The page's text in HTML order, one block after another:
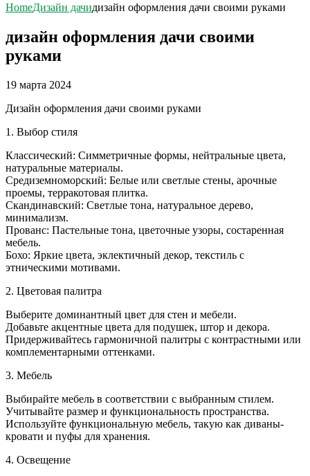
HomeДизайн дачидизайн оформления дачи своими руками
дизайн оформления дачи своими
руками
19 марта 2024
Дизайн оформления дачи своими руками
1. Выбор стиля
Классический: Симметричные формы, нейтральные цвета,
натуральные материалы.
Средиземноморский: Белые или светлые стены, арочные
проемы, терракотовая плитка.
Скандинавский: Светлые тона, натуральное дерево,
минимализм.
Прованс: Пастельные тона, цветочные узоры, состаренная
мебель.
Бохо: Яркие цвета, эклектичный декор, текстиль с
этническими мотивами.
2. Цветовая палитра
Выберите доминантный цвет для стен и мебели.
Добавьте акцентные цвета для подушек, штор и декора.
Придерживайтесь гармоничной палитры с контрастными или
комплементарными оттенками.
3. Мебель
Выбирайте мебель в соответствии с выбранным стилем.
Учитывайте размер и функциональность пространства.
Используйте функциональную мебель, такую как диваны-
кровати и пуфы для хранения.
4. Освещение